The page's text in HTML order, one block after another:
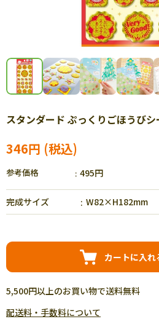
スタンダード ぷっくりごほうび
346円
参考価格 495円
完成サイズ W82×H182mm
カートに入れ
5,500円以上のお買い物で送料無料
配送料・手数料について